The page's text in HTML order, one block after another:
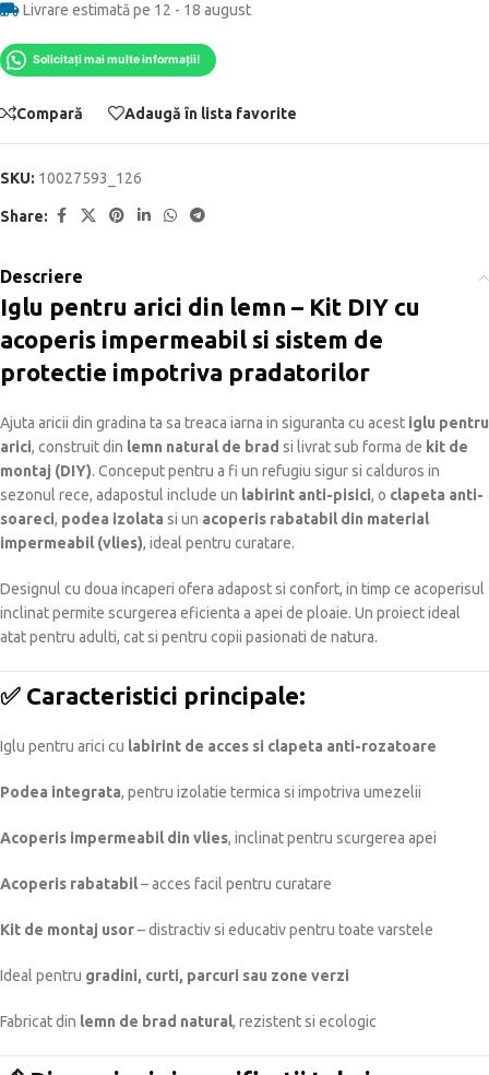
Livrare estimată pe 12 - 18 august
Solicitați mai multe informații!
Compară Adaugă în lista favorite
SKU: 10027593_126
Share:
Descriere
Iglu pentru arici din lemn – Kit DIY cu
acoperis impermeabil si sistem de
protectie impotriva pradatorilor
Ajuta aricii din gradina ta sa treaca iarna in siguranta cu acest iglu pentru
arici, construit din lemn natural de brad si livrat sub forma de kit de
montaj (DIY). Conceput pentru a fi un refugiu sigur si calduros in
sezonul rece, adapostul include un labirint anti-pisici, o clapeta anti-
soareci, podea izolata si un acoperis rabatabil din material
impermeabil (vlies), ideal pentru curatare.
Designul cu doua incaperi ofera adapost si confort, in timp ce acoperisul
inclinat permite scurgerea eficienta a apei de ploaie. Un proiect ideal
atat pentru adulti, cat si pentru copii pasionati de natura.
✅ Caracteristici principale:
Iglu pentru arici cu labirint de acces si clapeta anti-rozatoare
Podea integrata, pentru izolatie termica si impotriva umezelii
Acoperis impermeabil din vlies, inclinat pentru scurgerea apei
Acoperis rabatabil– acces facil pentru curatare
Kit de montaj usor– distractiv si educativ pentru toate varstele
Ideal pentru gradini, curti, parcuri sau zone verzi
Fabricat din lemn de brad natural, rezistent si ecologic